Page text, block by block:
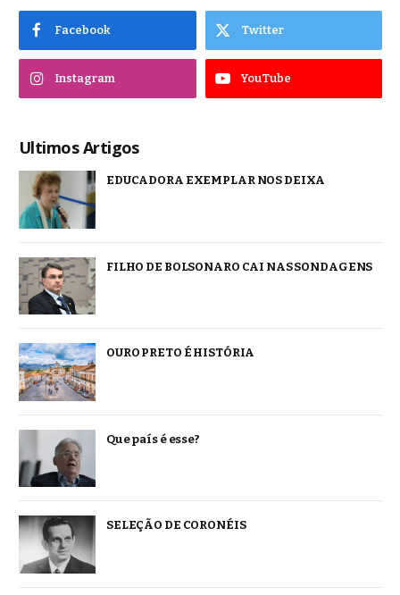
Facebook Twitter
Instagram YouTube
Ultimos Artigos
EDUCADORA EXEMPLAR NOS DEIXA
FILHO DE BOLSONARO CAI NAS SONDAGENS
OURO PRETO É HISTÓRIA
Que país é esse?
SELEÇÃO DE CORONÉIS